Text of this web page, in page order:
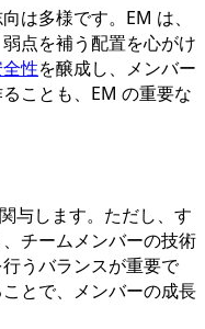
は多様です。EM は、
点を補う配置を心がけ
性を醸成し、メンバー
ことも、EM の重要な
与します。ただし、す
チームメンバーの技術
うバランスが重要で
とで、メンバーの成長